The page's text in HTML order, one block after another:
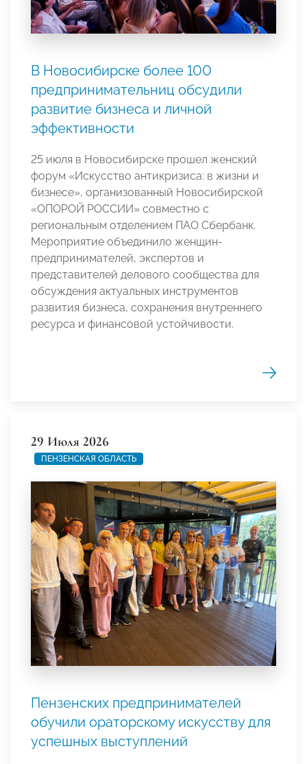
В Новосибирске более 100
предпринимательниц обсудили
развитие бизнеса и личной
эффективности
25 июля в Новосибирске прошел женский
форум «Искусство антикризиса: в жизни и
бизнесе», организованный Новосибирской
«ОПОРОЙ РОССИИ» совместно с
региональным отделением ПАО Сбербанк.
Мероприятие объединило женщин-
предпринимателей, экспертов и
представителей делового сообщества для
обсуждения актуальных инструментов
развития бизнеса, сохранения внутреннего
ресурса и финансовой устойчивости.
29 Июля 2026
ПЕНЗЕНСКАЯ ОБЛАСТЬ
Пензенских предпринимателей
обучили ораторскому искусству для
успешных выступлений